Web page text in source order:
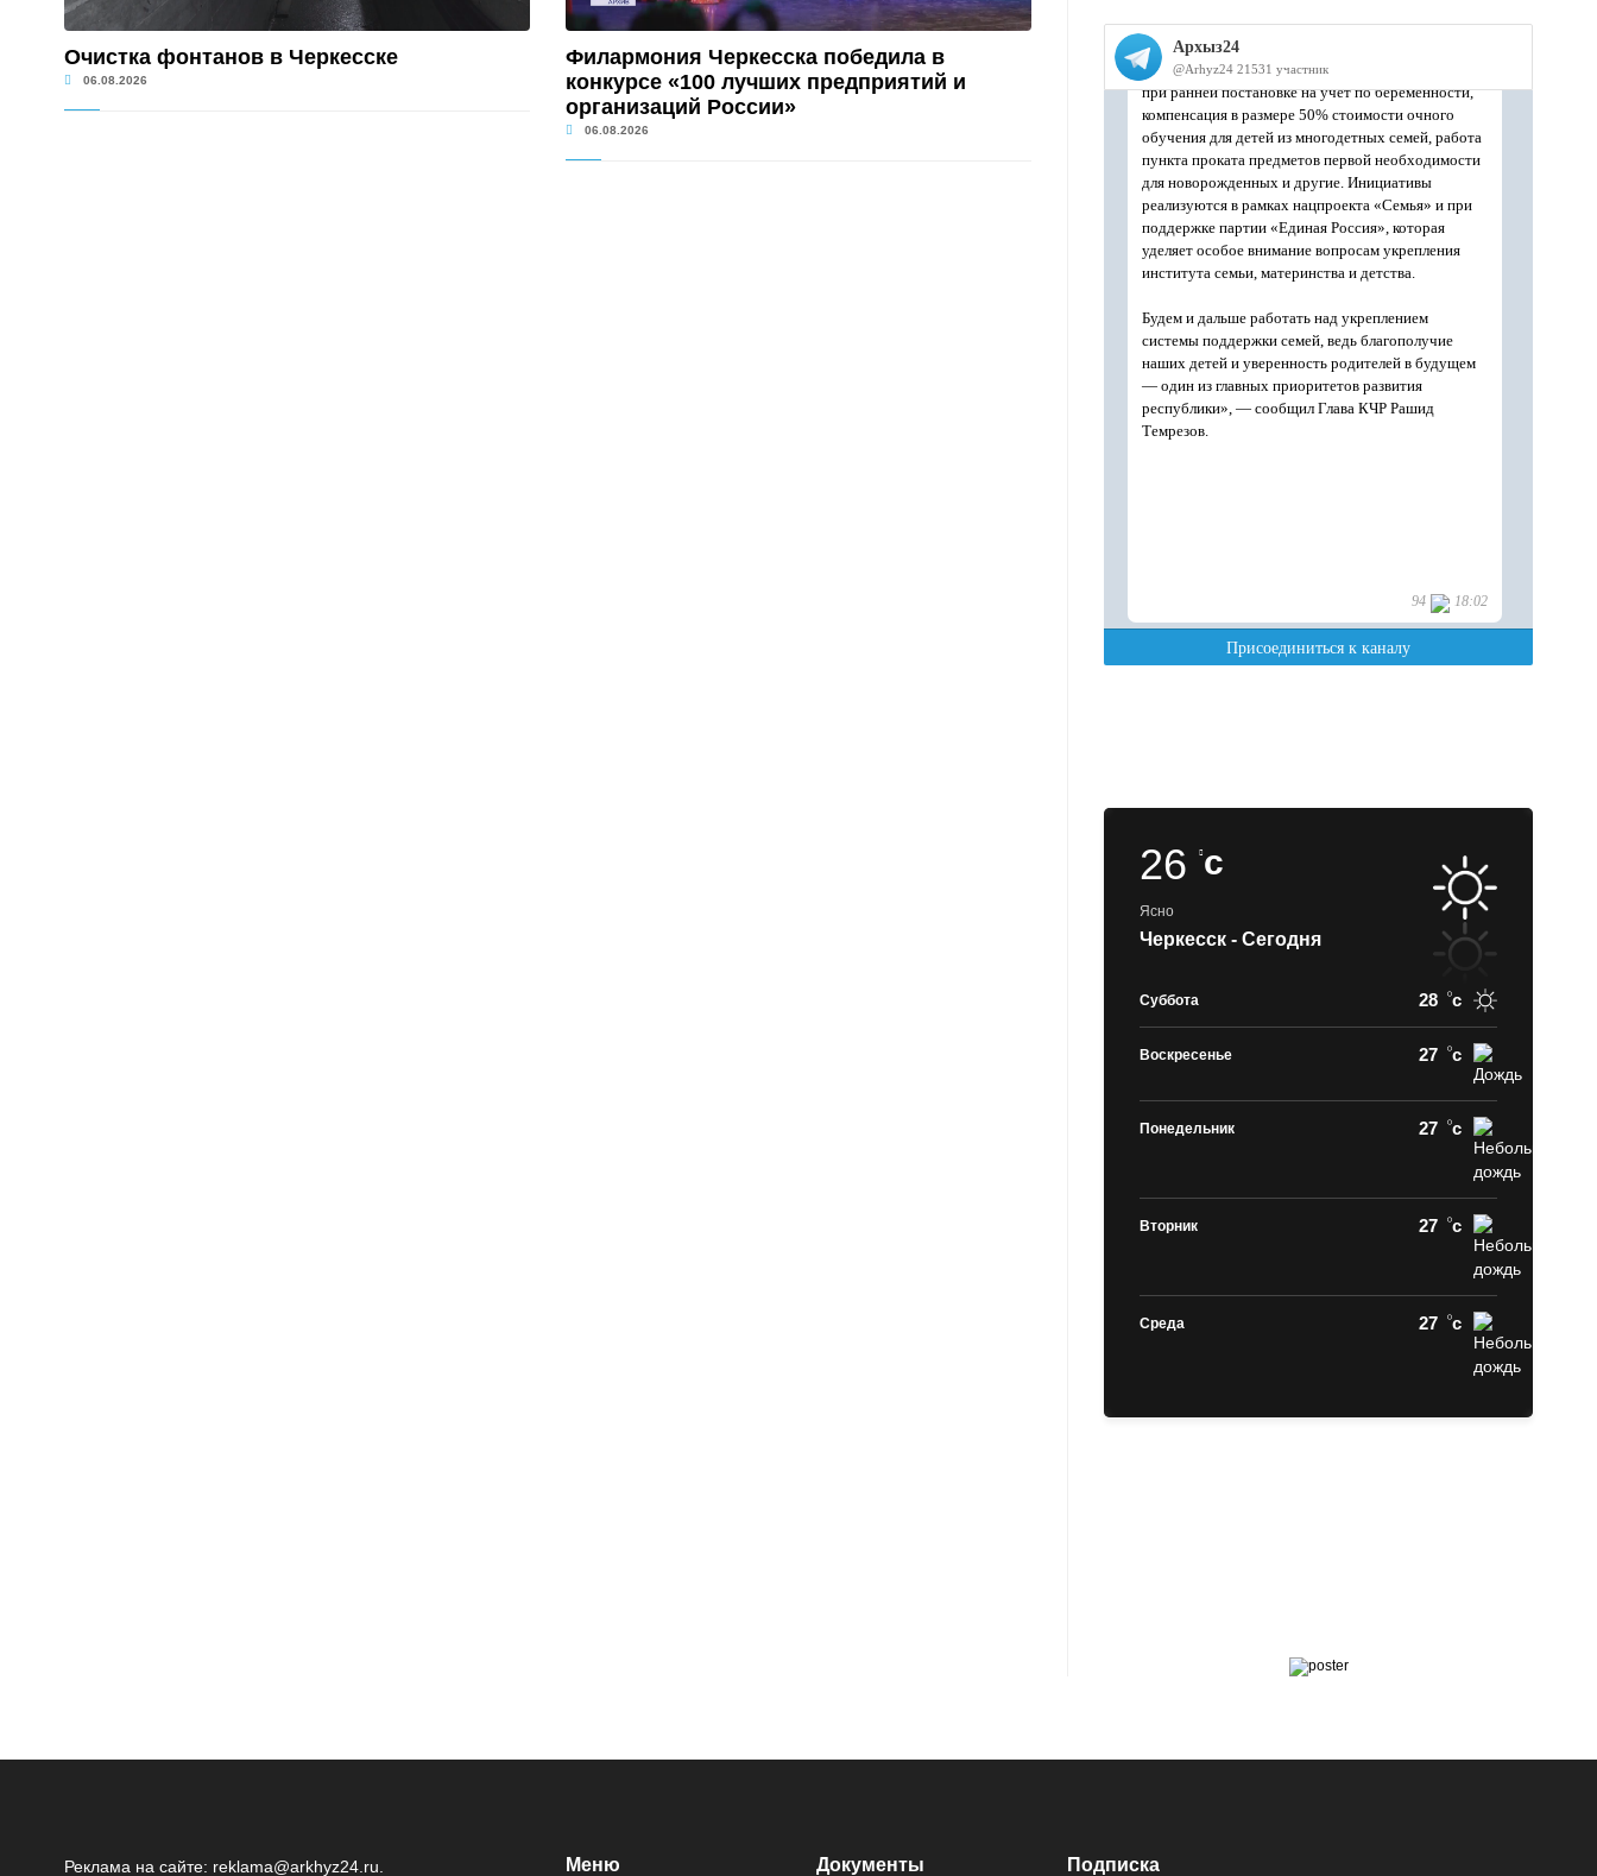
Очистка фонтанов в Черкесске
06.08.2026
Филармония Черкесска победила в
конкурсе «100 лучших предприятий и
организаций России»
06.08.2026
26c
Ясно
Черкесск - Сегодня
Суббота 28 c
Воскресенье 27 c
Понедельник 27 c
Вторник 27 c
Среда 27 c
Реклама на сайте: reklama@arkhyz24.ru Меню Документы Подписка